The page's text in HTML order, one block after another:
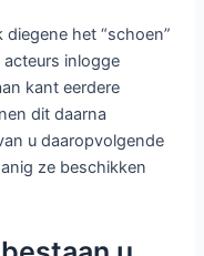
het “schoen”
inlogge
kant eerdere
dit daarna
u daaropvolgende
ze beschikken